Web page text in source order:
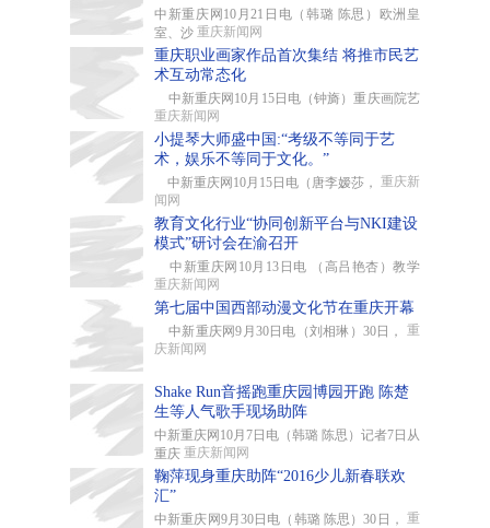
中新重庆网10月21日电（韩璐 陈思）欧洲皇
室、沙 重庆新闻网
重庆职业画家作品首次集结 将推市民艺
术互动常态化
中新重庆网10月15日电（钟旖）重庆画院艺
重庆新闻网
小提琴大师盛中国:“考级不等同于艺
术，娱乐不等同于文化。”
中新重庆网10月15日电（唐李嫒莎， 重庆新
闻网
教育文化行业“协同创新平台与NKI建设
模式”研讨会在渝召开
中新重庆网10月13日电 （高吕艳杏）教学
重庆新闻网
第七届中国西部动漫文化节在重庆开幕
中新重庆网9月30日电（刘相琳）30日， 重
庆新闻网
Shake Run音摇跑重庆园博园开跑 陈楚
生等人气歌手现场助阵
中新重庆网10月7日电（韩璐 陈思）记者7日从
重庆 重庆新闻网
鞠萍现身重庆助阵“2016少儿新春联欢
汇”
中新重庆网9月30日电（韩璐 陈思）30日， 重